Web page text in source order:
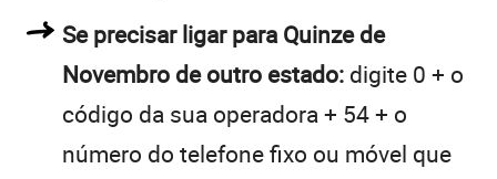
Se precisar ligar para Quinze de
Novembro de outro estado: digite 0 + o
código da sua operadora + 54 + o
número do telefone fixo ou móvel que